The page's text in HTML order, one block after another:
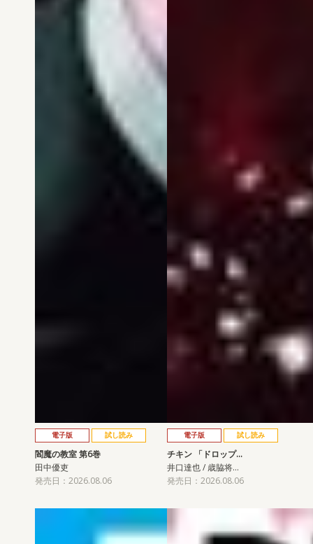
電子版 試し読み
閻魔の教室 第6巻
田中優吏
発売日：2026.08.06
電子版 試し読み
チキン 「ドロップ…
井口達也 / 歳脇将…
発売日：2026.08.06